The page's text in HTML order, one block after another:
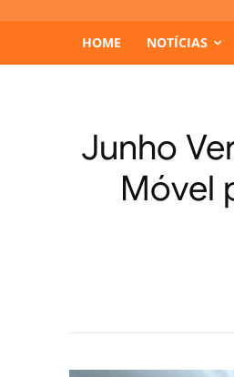
HOME NOTÍCIAS
Junho
Móvel